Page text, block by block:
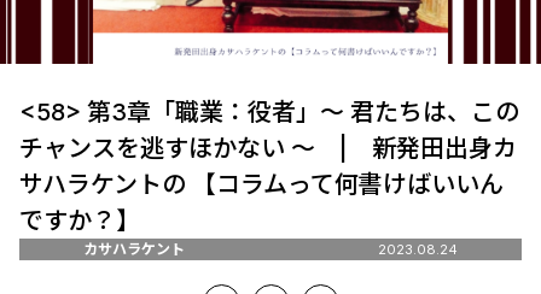
<58> 第3章「職業：役者」～ 君たちは、この
チャンスを逃すほかない ～ | 新発田出身カ
サハラケントの 【コラムって何書けばいいん
ですか？】
カサハラケント 2023.08.24